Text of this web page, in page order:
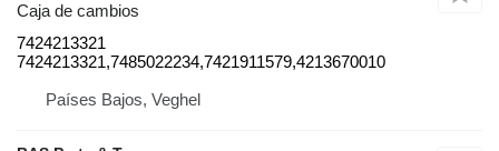
Caja de cambios
7424213321
7424213321,7485022234,7421911579,4213670010
Países Bajos, Veghel